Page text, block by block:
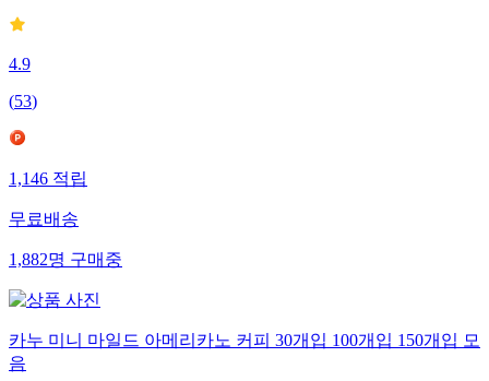
4.9
(53)
1,146적립
무료배송
1,882명구매중
카누 미니 마일드 아메리카노 커피 30개입 100개입 150개입 모
음